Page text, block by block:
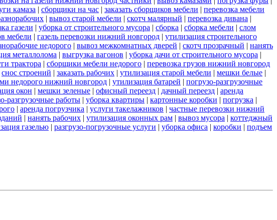
камаза | сборщики на час | заказать сборщиков мебели | перевозка мебели
| вывоз старой мебели | скотч малярный | перевозка дивана |
газели | уборка от строительного мусора | сборка | сборка мебели | слом
мебели | газель перевозки нижний новгород | утилизация строительного
недорого | вывоз межкомнатных дверей | скотч прозрачный | нанять
металлолома | выгрузка вагонов | уборка дачи от строительного мусора |
трактора | сборщики мебели недорого | перевозка грузов нижний новгород
снос строений | заказать рабочих | утилизация старой мебели | мешки белые |
недорого нижний новгород | утилизация батарей | погрузо-разгрузочные
окон | мешки зеленые | офисный переезд | дачный переезд | аренда
разгрузочные работы | уборка квартиры | картонные коробки | погрузка |
| аренда погрузчика | услуги такелажников | частные перевозки нижний
| нанять рабочих | утилизация оконных рам | вывоз мусора | коттеджный
газелью | разгрузо-погрузочные услуги | уборка офиса | коробки | подъем